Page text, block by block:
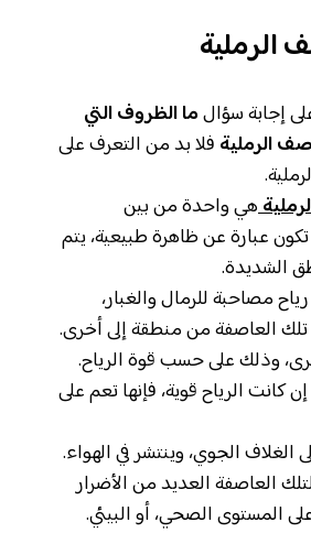
الرملية
إجابة سؤالما الظروف التي
الرملية فلا بد من التعرف على
هي واحدة من بين
عبارة عن ظاهرة طبيعية، يتم
الشديدة.
مصاحبة للرمال والغبار،
العاصفة من منطقة إلى أخرى.
وذلك على حسب قوة الرياح.
كانت الرياح قوية، فإنها تعم على
الغلاف الجوي، وينتشر في الهواء.
العاصفة العديد من الأضرار
المستوى الصحي، أو البيئي.